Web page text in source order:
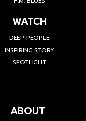
WATCH
DEEP PEOPLE
INSPIRING STORY
SPOTLIGHT
ABOUT